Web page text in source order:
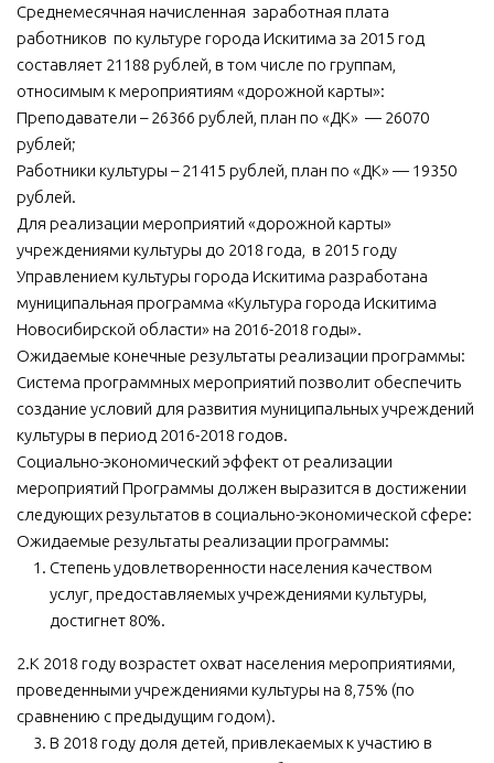
Среднемесячная начисленная заработная плата
работников по культуре города Искитима за 2015 год
составляет 21188 рублей, в том числе по группам,
относимым к мероприятиям «дорожной карты»:
Преподаватели – 26366 рублей, план по «ДК» — 26070
рублей;
Работники культуры – 21415 рублей, план по «ДК» — 19350
рублей.
Для реализации мероприятий «дорожной карты»
учреждениями культуры до 2018 года, в 2015 году
Управлением культуры города Искитима разработана
муниципальная программа «Культура города Искитима
Новосибирской области» на 2016-2018 годы».
Ожидаемые конечные результаты реализации программы:
Система программных мероприятий позволит обеспечить
создание условий для развития муниципальных учреждений
культуры в период 2016-2018 годов.
Социально-экономический эффект от реализации
мероприятий Программы должен выразится в достижении
следующих результатов в социально-экономической сфере:
Ожидаемые результаты реализации программы:
Степень удовлетворенности населения качеством
услуг, предоставляемых учреждениями культуры,
достигнет 80%.
2.К 2018 году возрастет охват населения мероприятиями,
проведенными учреждениями культуры на 8,75% (по
сравнению с предыдущим годом).
В 2018 году доля детей, привлекаемых к участию в